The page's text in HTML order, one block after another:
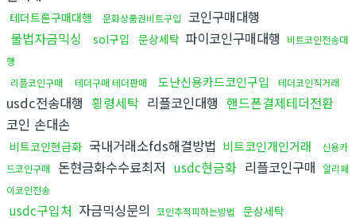
테더트론구매대행 문화상품권비트구입 코인구매대행
불법자금믹싱
sol구입 문상세탁 파이코인구매대행
비트코인전송대
행
리플코인구매
테더구매 테더판매 도난신용카드코인구입 테더코인직거래
usdc전송대행 횡령세탁 리플코인대행 핸드폰결제테더전환
코인 손대손
비트코인현금화 국내거래소fds해결방법 비트코인개인거래
신용카
드코인구매
돈현금화수수료최저 usdc현금화 리플코인구매
알리페
이코인전송
usdc구입처 자금믹싱문의 코인추적피하는방법
문상세탁